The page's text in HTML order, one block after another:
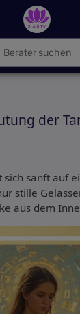
der
sanft auf
stille
aus dem